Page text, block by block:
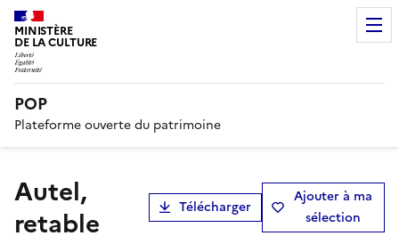
MINISTÈRE
DE LA CULTURE
POP
Plateforme ouverte du patrimoine
autel,
retable
Télécharger
Ajouter à ma
sélection